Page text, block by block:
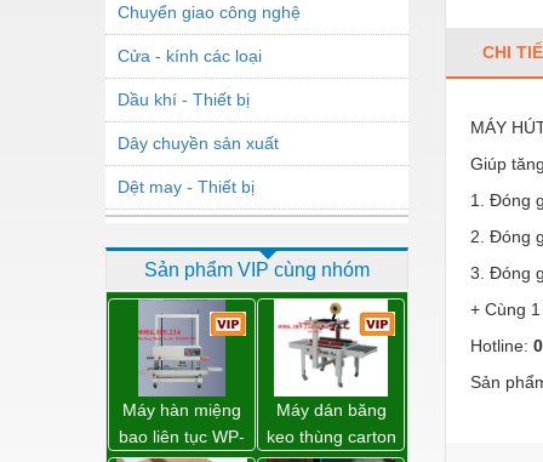
Chuyển giao công nghệ
Cửa - kính các loại
Dầu khí - Thiết bị
Dây chuyền sản xuất
Dệt may - Thiết bị
Dịch vụ - Thi công
Điện công nghiệp
Điện gia dụng
Điện Lạnh
Đóng tàu Thiết bị
Sản phẩm VIP cùng nhóm
Máy hàn miệng
bao liên tục WP-
Máy dán băng
keo thùng carton
CHI
MÁY
Giúp
1. Đóng
2. Đóng
3. Đóng
+ Cùng
Hotline:
Sản